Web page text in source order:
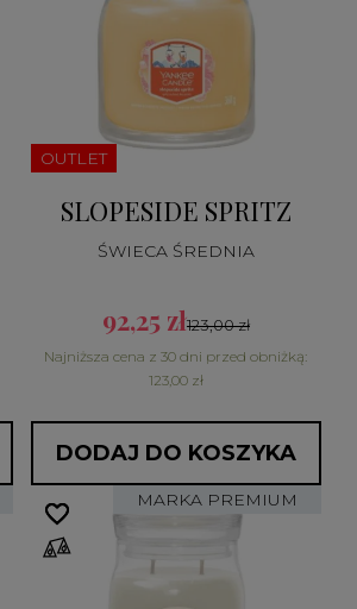
OUTLET
SLOPESIDE SPRITZ
ŚWIECA ŚREDNIA
92,25 zł123,00 zł
Najniższa cena z 30 dni przed obniżką:
123,00 zł
DODAJ DO KOSZYKA
MARKA PREMIUM
favorite_border
favorite_border